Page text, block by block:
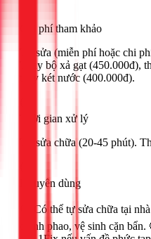
Chi phí tham khảo
Tự sửa (miễn phí hoặc chi
Thay bộ xả gạt (450.000đ),
thay két nước (400.000đ).
Thời gian xử lý
Tự sửa chữa (20-45 phút).
Khuyên dùng
🟢 Có thể tự sửa chữa tại
chỉnh phao, vệ sinh cặn